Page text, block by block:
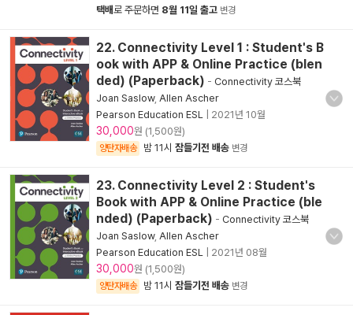
택배로 주문하면 8월 11일 출고 변경
22. Connectivity Level 1 : Student's B
ook with APP & Online Practice (blen
ded) (Paperback) - Connectivity 코스북
Joan Saslow, Allen Ascher
Pearson Education ESL
2021년 10월
30,000원 (1,500원)
양탄자배송 밤 11시 잠들기전 배송 변경
23. Connectivity Level 2 : Student's
Book with APP & Online Practice (ble
nded) (Paperback) - Connectivity 코스북
Joan Saslow, Allen Ascher
Pearson Education ESL
2021년 08월
30,000원 (1,500원)
양탄자배송 밤 11시 잠들기전 배송 변경